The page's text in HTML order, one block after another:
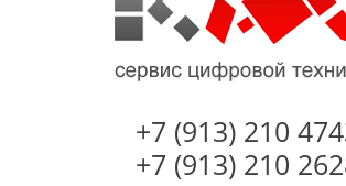
+7 (913) 210
+7 (913) 210